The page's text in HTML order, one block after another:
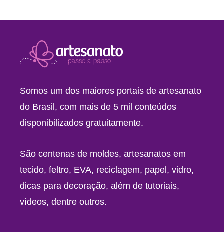
Somos um dos maiores portais de artesanato
do Brasil, com mais de 5 mil conteúdos
disponibilizados gratuitamente.
São centenas de moldes, artesanatos em
tecido, feltro, EVA, reciclagem, papel, vidro,
dicas para decoração, além de tutoriais,
vídeos, dentre outros.